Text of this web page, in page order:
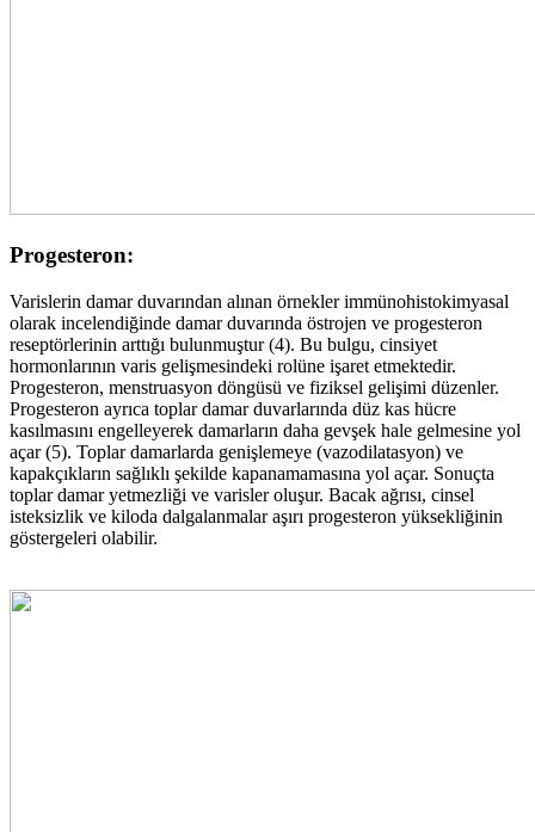
Progesteron:
Varislerin damar duvarından alınan örnekler immünohistokimyasal
olarak incelendiğinde damar duvarında östrojen ve progesteron
reseptörlerinin arttığı bulunmuştur (4). Bu bulgu, cinsiyet
hormonlarının varis gelişmesindeki rolüne işaret etmektedir.
Progesteron, menstruasyon döngüsü ve fiziksel gelişimi düzenler.
Progesteron ayrıca toplar damar duvarlarında düz kas hücre
kasılmasını engelleyerek damarların daha gevşek hale gelmesine yol
açar (5). Toplar damarlarda genişlemeye (vazodilatasyon) ve
kapakçıkların sağlıklı şekilde kapanamamasına yol açar. Sonuçta
toplar damar yetmezliği ve varisler oluşur. Bacak ağrısı, cinsel
isteksizlik ve kiloda dalgalanmalar aşırı progesteron yüksekliğinin
göstergeleri olabilir.